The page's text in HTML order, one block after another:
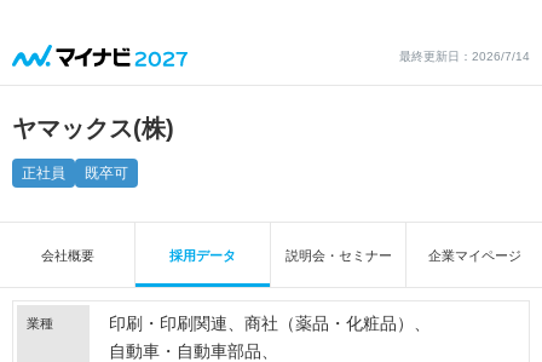
最終更新日：2026/7/14
ヤマックス(株)
正社員 既卒可
会社概要 採用データ 説明会・セミナー 企業マイページ
業種 印刷・印刷関連
商社（薬品・化粧品）
自動車・自動車部品